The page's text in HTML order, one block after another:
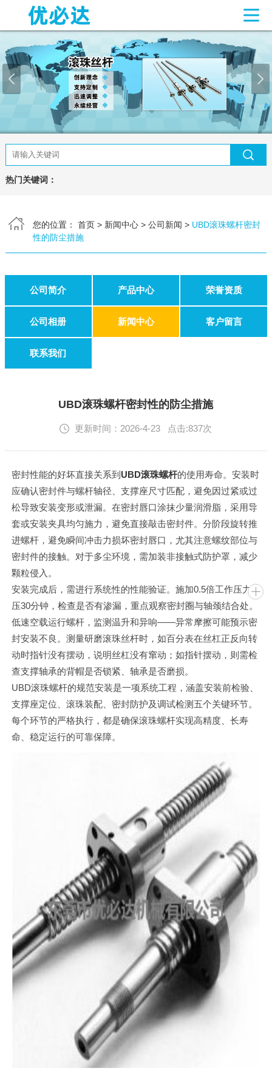
网站首页
关于我们
产品中心
新闻中心
常见问题
客户留言
热门关键词：
您的位置： 首页> 新闻中心> 公司新闻 > UBD滚珠螺杆密封
性的防尘措施
公司简介 产品中心 荣誉资质
公司相册 新闻中心 客户留言
联系我们
UBD滚珠螺杆密封性的防尘措施
更新时间：2026-4-23 点击:837次
密封性能的好坏直接关系到 UBD滚珠螺杆的使用寿命。安装时
应确认密封件与螺杆轴径、支撑座尺寸匹配，避免因过紧或过
松导致安装变形或泄漏。在密封唇口涂抹少量润滑脂，采用导
套或安装夹具均匀施力，避免直接敲击密封件。分阶段旋转推
进螺杆，避免瞬间冲击力损坏密封唇口，尤其注意螺纹部位与
密封件的接触。对于多尘环境，需加装非接触式防护罩，减少
颗粒侵入。
安装完成后，需进行系统性的性能验证。施加0.5倍工作压力保
压30分钟，检查是否有渗漏，重点观察密封圈与轴颈结合处。
低速空载运行螺杆，监测温升和异响——异常摩擦可能预示密
封安装不良。测量研磨滚珠丝杆时，如百分表在丝杠正反向转
动时指针没有摆动，说明丝杠没有窜动；如指针摆动，则需检
查支撑轴承的背帽是否锁紧、轴承是否磨损。
UBD滚珠螺杆的规范安装是一项系统工程，涵盖安装前检验、
支撑座定位、滚珠装配、密封防护及调试检测五个关键环节。
每个环节的严格执行，都是确保滚珠螺杆实现高精度、长寿
命、稳定运行的可靠保障。